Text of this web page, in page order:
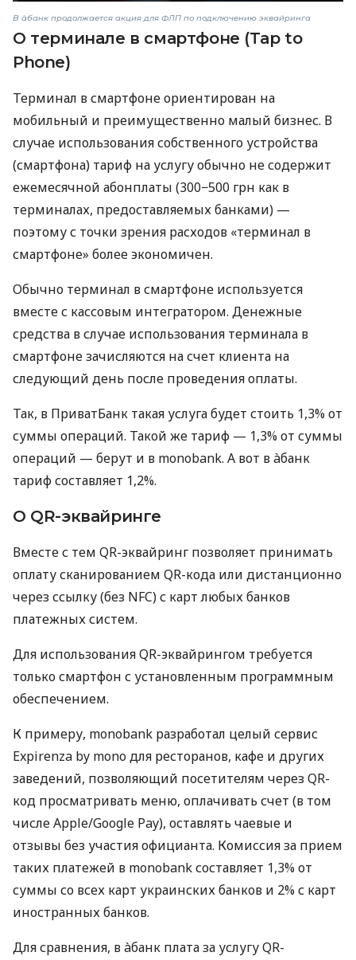
В àбанк продолжается акция для ФЛП по подключению эквайринга
О терминале в смартфоне (Tap to
Phone)
Терминал в смартфоне ориентирован на
мобильный и преимущественно малый бизнес. В
случае использования собственного устройства
(смартфона) тариф на услугу обычно не содержит
ежемесячной абонплаты (300−500 грн как в
терминалах, предоставляемых банками) —
поэтому с точки зрения расходов «терминал в
смартфоне» более экономичен.
Обычно терминал в смартфоне используется
вместе с кассовым интегратором. Денежные
средства в случае использования терминала в
смартфоне зачисляются на счет клиента на
следующий день после проведения оплаты.
Так, в ПриватБанк такая услуга будет стоить 1,3% от
суммы операций. Такой же тариф — 1,3% от суммы
операций — берут и в monobank. А вот в àбанк
тариф составляет 1,2%.
О QR-эквайринге
Вместе с тем QR-эквайринг позволяет принимать
оплату сканированием QR-кода или дистанционно
через ссылку (без NFC) с карт любых банков
платежных систем.
Для использования QR-эквайрингом требуется
только смартфон с установленным программным
обеспечением.
К примеру, monobank разработал целый сервис
Expirenza by mono для ресторанов, кафе и других
заведений, позволяющий посетителям через QR-
код просматривать меню, оплачивать счет (в том
числе Apple/Google Pay), оставлять чаевые и
отзывы без участия официанта. Комиссия за прием
таких платежей в monobank составляет 1,3% от
суммы со всех карт украинских банков и 2% с карт
иностранных банков.
Для сравнения, в àбанк плата за услугу QR-